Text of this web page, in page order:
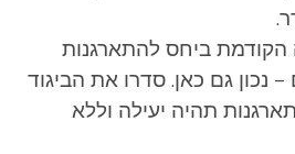
ביחס להתארגנות
נכון גם כאן. סדרו את הביגוד
תהיה יעילה וללא